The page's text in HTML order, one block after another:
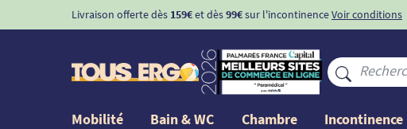
Livraison offerte dès 159€et dès99€sur l'incontinenceVoir conditions
Mobilité Bain & WC Chambre Incontinence